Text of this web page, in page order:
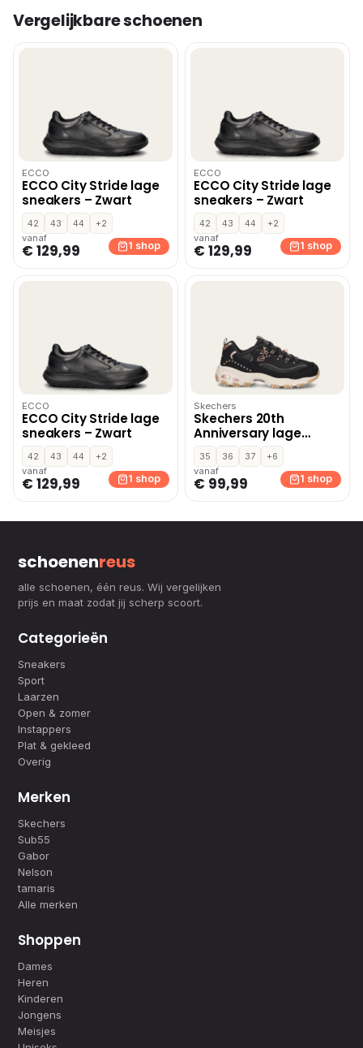
Vergelijkbare schoenen
ECCO
ECCO City Stride lage
sneakers – Zwart
42 43 44
+2
vanaf
€ 129,99 1 shop
ECCO
ECCO City Stride lage
sneakers – Zwart
42 43 44
+2
vanaf
€ 129,99 1 shop
ECCO
ECCO City Stride lage
sneakers – Zwart
42 43 44
+2
vanaf
€ 129,99 1 shop
Skechers
Skechers 20th
Anniversary lage
sneakers – Zwart
35 36 37
+6
vanaf
€ 99,99 1 shop
schoenenreus
alle schoenen, één reus. Wij vergelijken
prijs en maat zodat jij scherp scoort.
Categorieën
Sneakers
Sport
Laarzen
Open & zomer
Instappers
Plat & gekleed
Overig
Merken
Skechers
Sub55
Gabor
Nelson
tamaris
Alle merken
Shoppen
Dames
Heren
Kinderen
Jongens
Meisjes